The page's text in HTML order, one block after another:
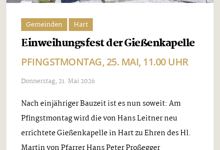
Gemeinden Hart
Einweihungsfest der Gießenkapelle
PFINGSTMONTAG, 25. MAI, 11.00 UHR
Donnerstag, 21. Mai 2026
Nach einjähriger Bauzeit ist es nun soweit: Am
Pfingstmontag wird die von Hans Leitner neu
errichtete Gießenkapelle in Hart zu Ehren des Hl.